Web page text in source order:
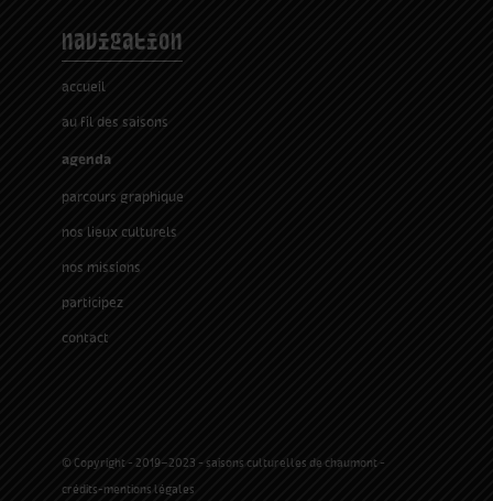
navigation
accueil
au fil des saisons
agenda
parcours graphique
nos lieux culturels
nos missions
participez
contact
© Copyright - 2019-2023 - saisons culturelles de chaumont -
crédits-mentions légales